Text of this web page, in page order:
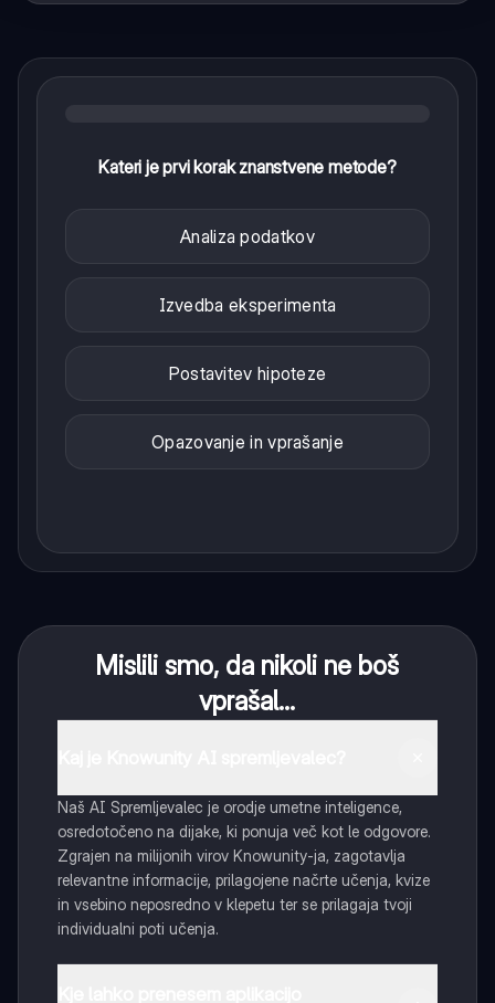
Kateri je prvi korak znanstvene metode?
Analiza podatkov
Izvedba eksperimenta
Postavitev hipoteze
Opazovanje in vprašanje
Mislili smo, da nikoli ne boš
vprašal...
Naš AI Spremljevalec je orodje umetne inteligence,
osredotočeno na dijake, ki ponuja več kot le odgovore.
Zgrajen na milijonih virov Knowunity-ja, zagotavlja
relevantne informacije, prilagojene načrte učenja, kvize
in vsebino neposredno v klepetu ter se prilagaja tvoji
individualni poti učenja.